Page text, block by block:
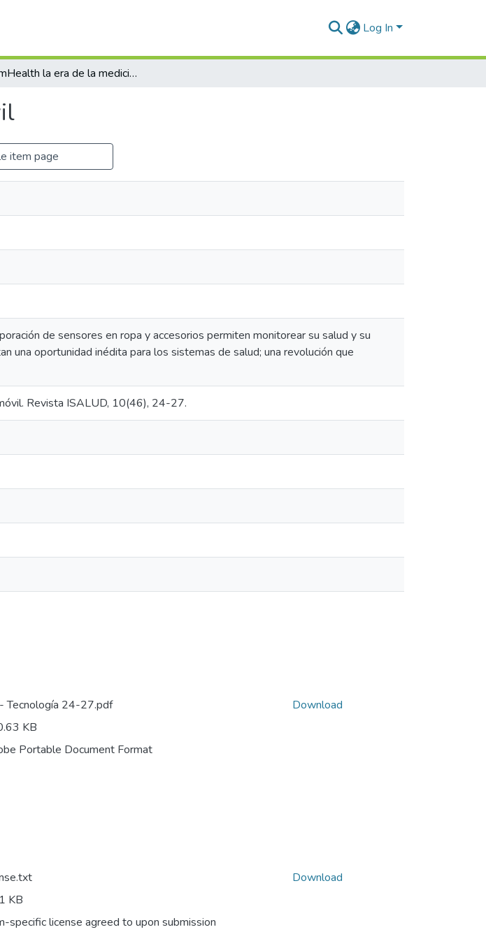
Log In
mHealth la era de la medicina móvil
item page
de sensores en ropa y accesorios permiten monitorear su salud y su
una oportunidad inédita para los sistemas de salud; una revolución que
Revista ISALUD, 10(46), 24-27.
Tecnología 24-27.pdf
KB
Portable Document Format
Download
KB
specific license agreed to upon submission
Download